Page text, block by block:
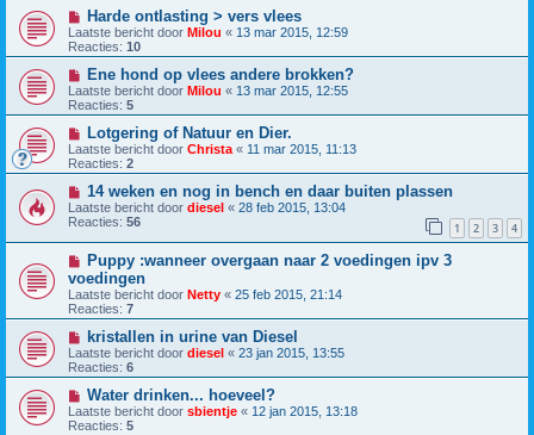
Harde ontlasting > vers vlees
Laatste bericht door Milou « 13 mar 2015, 12:59
Reacties: 10
Ene hond op vlees andere brokken?
Laatste bericht door Milou « 13 mar 2015, 12:55
Reacties: 5
Lotgering of Natuur en Dier.
Laatste bericht door Christa « 11 mar 2015, 11:13
Reacties: 2
14 weken en nog in bench en daar buiten plassen
Laatste bericht door diesel « 28 feb 2015, 13:04
Reacties: 56 1 2 3 4
Puppy :wanneer overgaan naar 2 voedingen ipv 3
voedingen
Laatste bericht door Netty « 25 feb 2015, 21:14
Reacties: 7
kristallen in urine van Diesel
Laatste bericht door diesel « 23 jan 2015, 13:55
Reacties: 6
Water drinken... hoeveel?
Laatste bericht door sbientje « 12 jan 2015, 13:18
Reacties: 5